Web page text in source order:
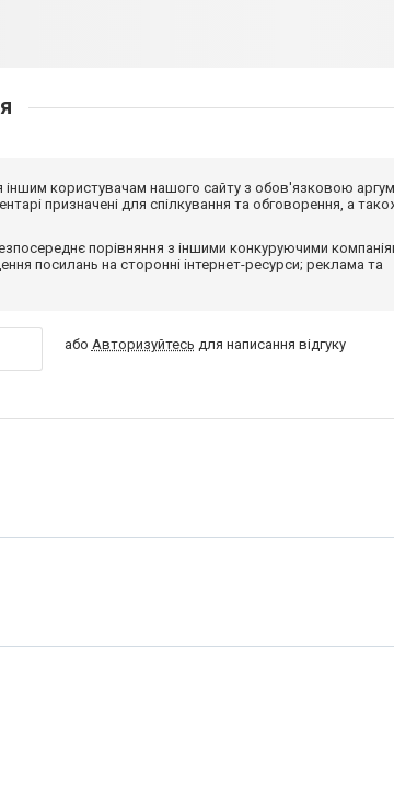
іншим користувачам нашого сайту з обов'язковою
призначені для спілкування та обговорення, а
порівняння з іншими конкуруючими
посилань на сторонні інтернет-ресурси; реклама та
або Авторизуйтесь для написання відгуку